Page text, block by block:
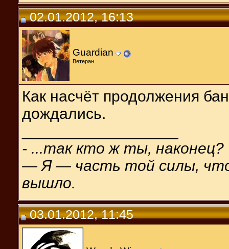
02.01.2012, 16:13
Guardian
Ветеран
Как насчёт продолжения
дождались.
- ...так кто ж ты, наконец?
— Я — часть той силы, что
вышло.
03.01.2012, 11:45